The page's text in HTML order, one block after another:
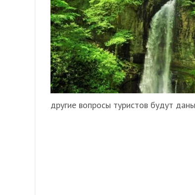
другие вопросы туристов будут